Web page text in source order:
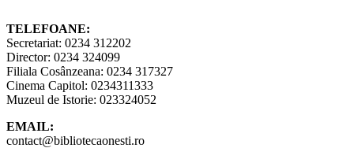
TELEFOANE:
Secretariat: 0234 312202
Director: 0234 324099
Filiala Cosânzeana: 0234 317327
Cinema Capitol: 0234311333
Muzeul de Istorie: 023324052
EMAIL:
contact@bibliotecaonesti.ro